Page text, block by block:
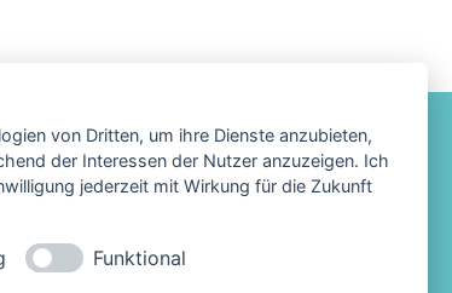
von Dritten, um ihre Dienste anzubieten,
der Interessen der Nutzer anzuzeigen. Ich
jederzeit mit Wirkung für die Zukunft
Funktional